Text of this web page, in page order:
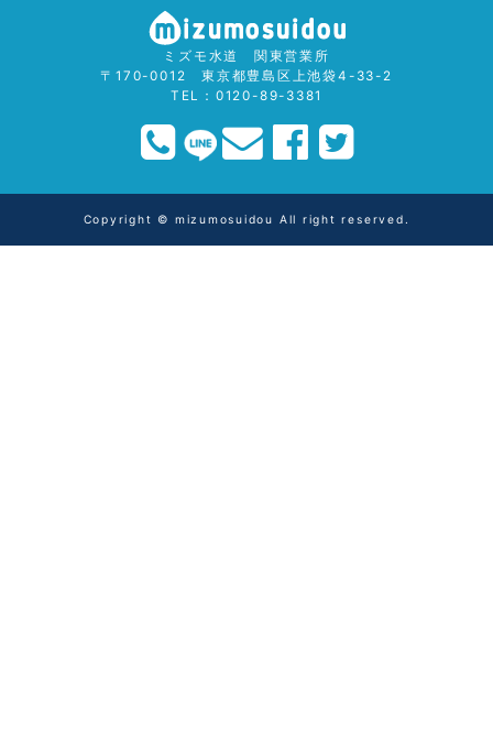
ミズモ水道 関東営業所
〒170-0012 東京都豊島区上池袋4-33-2
TEL：0120-89-3381
Copyright © mizumosuidou All right reserved.